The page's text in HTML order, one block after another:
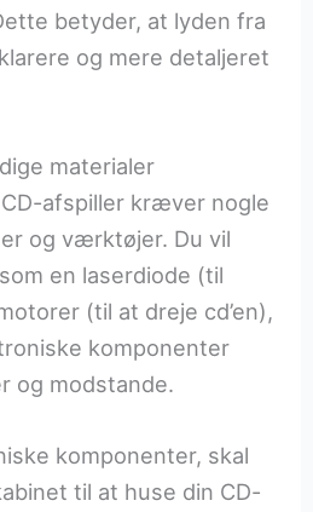
betyder, at lyden fra
og mere detaljeret
materialer
afspiller kræver nogle
og værktøjer. Du vil
en laserdiode (til
(til at dreje cd’en),
komponenter
og modstande.
komponenter, skal
til at huse din CD-